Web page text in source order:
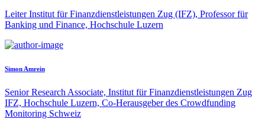
Leiter Institut für Finanzdienstleistungen Zug (IFZ), Professor für
Banking und Finance, Hochschule Luzern
Simon Amrein
Senior Research Associate, Institut für Finanzdienstleistungen Zug
IFZ, Hochschule Luzern, Co-Herausgeber des Crowdfunding
Monitoring Schweiz